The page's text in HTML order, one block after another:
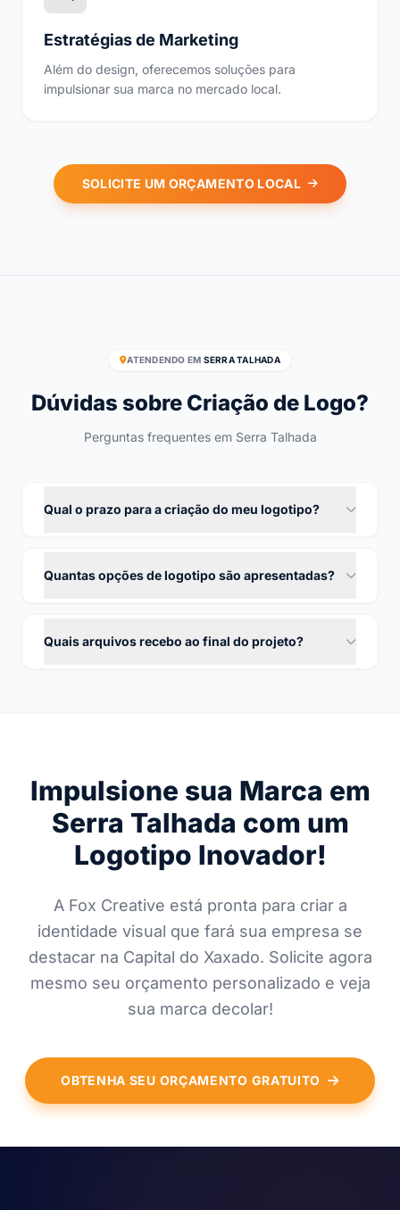
Estratégias de Marketing
Além do design, oferecemos soluções para
impulsionar sua marca no mercado local.
SOLICITE UM ORÇAMENTO LOCAL
ATENDENDO EM SERRA TALHADA
Dúvidas sobre Criação de Logo?
Perguntas frequentes em Serra Talhada
Qual o prazo para a criação do meu logotipo?
Quantas opções de logotipo são apresentadas?
Quais arquivos recebo ao final do projeto?
Impulsione sua Marca em
Serra Talhada com um
Logotipo Inovador!
A Fox Creative está pronta para criar a
identidade visual que fará sua empresa se
destacar na Capital do Xaxado. Solicite agora
mesmo seu orçamento personalizado e veja
sua marca decolar!
OBTENHA SEU ORÇAMENTO GRATUITO